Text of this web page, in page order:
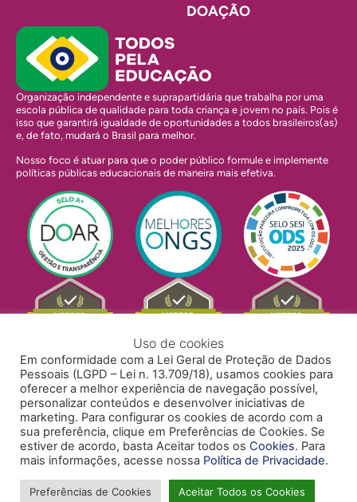
DOAÇÃO
Organização independente e suprapartidária que trabalha por uma
escola pública de qualidade para toda criança e jovem no país. Pois é
isso que garantirá igualdade de oportunidades a todos brasileiros(as)
e, de fato, mudará o Brasil para melhor.
Nosso foco é atuar para que o poder público formule e implemente
políticas públicas educacionais de maneira mais efetiva.
POLÍTICA DE PRIVACIDADE
ACESSIBILIDADE
TRABALHE CONOSCO
Uso de cookies
Em conformidade com a Lei Geral de Proteção de Dados
Pessoais (LGPD – Lei n. 13.709/18), usamos cookies para
oferecer a melhor experiência de navegação possível,
personalizar conteúdos e desenvolver iniciativas de
marketing. Para configurar os cookies de acordo com a
sua preferência, clique em Preferências de Cookies. Se
estiver de acordo, basta Aceitar todos os Cookies. Para
mais informações, acesse nossa Política de Privacidade.
Preferências de Cookies Aceitar Todos os Cookies